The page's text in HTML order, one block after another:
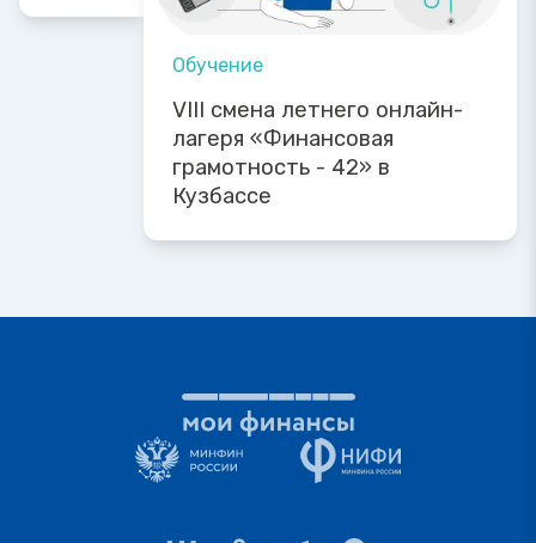
Обучение
VIII смена летнего онлайн-
лагеря «Финансовая
грамотность - 42» в
Кузбассе